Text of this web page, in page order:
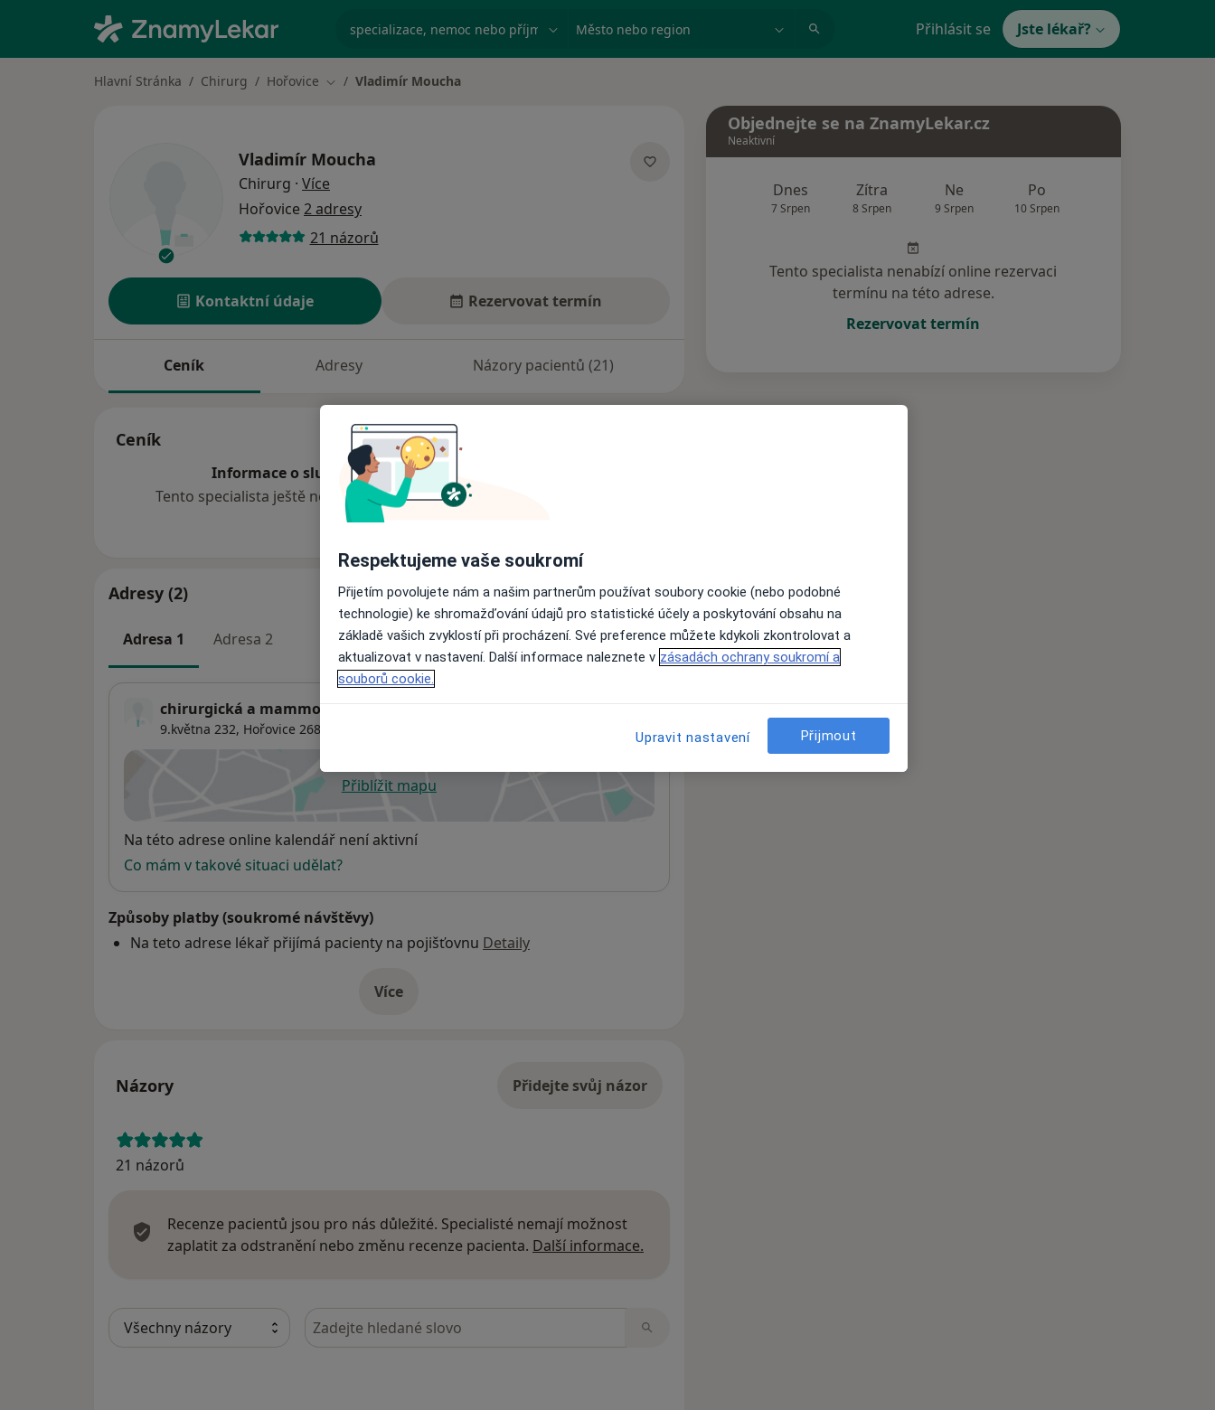
specializace, nemoc nebo příjmení Město nebo region Přihlásit se Jste lékař?
Hlavní Stránka Chirurg Hořovice Změna města
Vladimír Moucha
Vladimír Moucha
Chirurg · Více
Hořovice 2 adresy
21 názorů
Kontaktní údaje Rezervovat termín
Ceník Adresy Názory pacientů (21)
Ceník
Informace o službách a cenách nejsou k dispozici
Tento specialista ještě nepřidával žádné informace o svých službách.
Adresy (2)
Adresa 1 Adresa 2
chirurgická a mammologická ordinace
9.května 232, Hořovice 268-01
Přiblížit mapuse otevře v nové záložce
Dostupnost
Na této adrese online kalendář není aktivní
Co mám v takové situaci udělat?
Způsoby platby (soukromé návštěvy)
Na teto adrese lékař přijímá pacienty na pojišťovnu Detaily
Víceo adrese
Názory Přidejte svůj názor
21 názorů
Recenze pacientů jsou pro nás důležité. Specialisté nemají možnost
zaplatit za odstranění nebo změnu recenze pacienta. Další informace.
Hledejte v názorech
Objednejte se na ZnamyLekar.cz
Neaktivní
Dnes
7 Srpen
Zítra
8 Srpen
Ne
9 Srpen
Po
10 Srpen
Tento specialista nenabízí online rezervaci
termínu na této adrese.
Rezervovat termín
Respektujeme vaše soukromí
Přijetím povolujete nám a našim partnerům používat soubory cookie (nebo podobné
technologie) ke shromažďování údajů pro statistické účely a poskytování obsahu na
základě vašich zvyklostí při procházení. Své preference můžete kdykoli zkontrolovat a
aktualizovat v nastavení. Další informace naleznete v zásadách ochrany soukromí a
souborů cookie.
Upravit nastavení Přijmout